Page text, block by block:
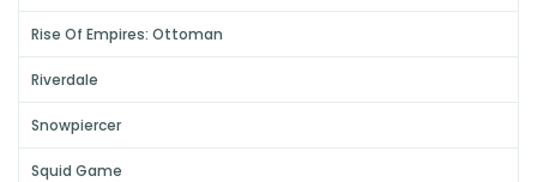
Rise Of Empires: Ottoman
Riverdale
Snowpiercer
Squid Game